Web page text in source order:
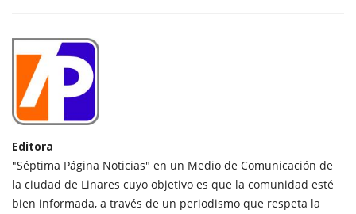
Editora
"Séptima Página Noticias" en un Medio de Comunicación de
la ciudad de Linares cuyo objetivo es que la comunidad esté
bien informada, a través de un periodismo que respeta la